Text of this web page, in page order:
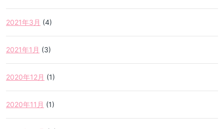
2021年3月 (4)
2021年1月 (3)
2020年12月 (1)
2020年11月 (1)